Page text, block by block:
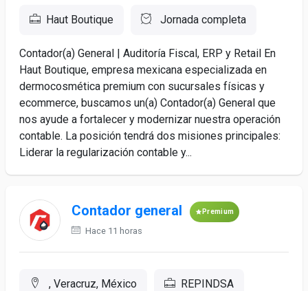
Haut Boutique Jornada completa
Contador(a) General | Auditoría Fiscal, ERP y Retail En
Haut Boutique, empresa mexicana especializada en
dermocosmética premium con sucursales físicas y
ecommerce, buscamos un(a) Contador(a) General que
nos ayude a fortalecer y modernizar nuestra operación
contable. La posición tendrá dos misiones principales:
Liderar la regularización contable y...
Contador general Premium
Hace 11 horas
, Veracruz, México REPINDSA